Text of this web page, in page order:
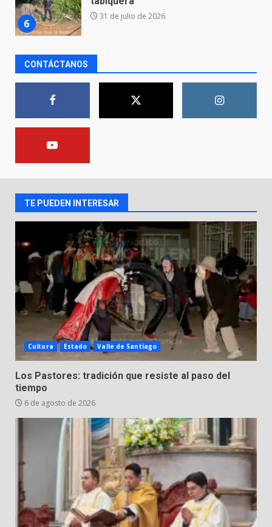
7
6 de agosto de 2026
2 5 de agosto de 2026
3
FISCALÍA GENERAL DEL ESTADO
LEGALIDAD CON LA
TRANSFERENCIA DE ARMAS DE
FUEGO A LA SECRETARÍA DE LA
DEFENSA NACIONAL
5 de agosto de 2026
Muere peatón arrollado por
motociclista en Yuriria
4 de agosto de 2026
5
José Antonio Villanueva
Hombre pierde la vida en
tabiquera
31 de julio de 2026
CONTÁCTANOS
TE PUEDEN INTERESAR
Cultura Estado Valle de Santiago
Los Pastores: tradición que resiste al paso del
tiempo
6 de agosto de 2026